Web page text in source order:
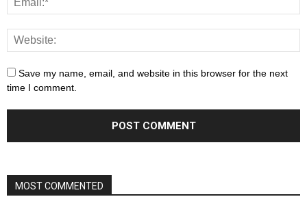
Save my name, email, and website in this browser for the next
time I comment.
MOST COMMENTED